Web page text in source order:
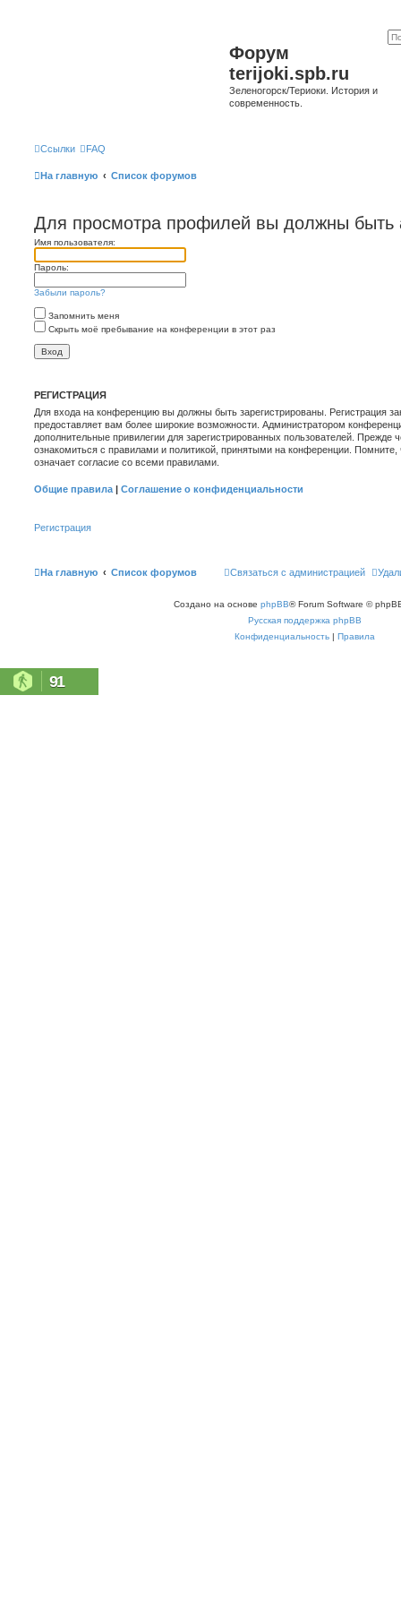
Форум
terijoki.spb.ru
Зеленогорск/Териоки. История и
современность.
Ссылки FAQ
На главную Список форумов
Для просмотра профилей вы должны быть
Имя пользователя:
Пароль:
Забыли пароль?
Запомнить меня
Скрыть моё пребывание на конференции в этот раз
РЕГИСТРАЦИЯ
Для входа на конференцию вы должны быть зарегистрированы. Регистрация
предоставляет вам более широкие возможности. Администратором
дополнительные привилегии для зарегистрированных пользователей. Прежде
ознакомиться с правилами и политикой, принятыми на конференции.
означает согласие со всеми правилами.
Общие правила | Соглашение о конфиденциальности
Регистрация
На главную Список форумов Связаться с администрацией
Создано на основе phpBB® Forum Software ©
Русская поддержка phpBB
Конфиденциальность | Правила
91